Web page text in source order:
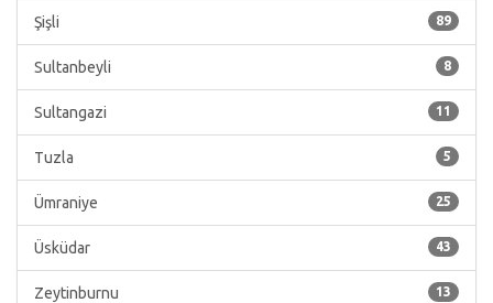
89
Şişli
8
Sultanbeyli
11
Sultangazi
5
Tuzla
25
Ümraniye
43
Üsküdar
13
Zeytinburnu